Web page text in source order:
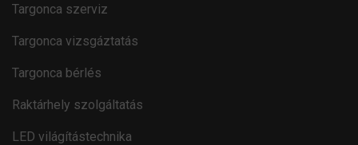
Targonca szerviz
Targonca vizsgáztatás
Targonca bérlés
Raktárhely szolgáltatás
LED világítástechnika